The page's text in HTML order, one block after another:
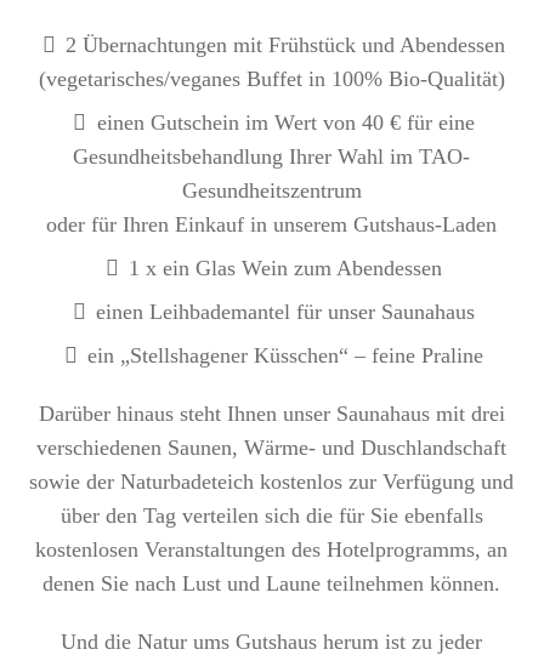
2 Übernachtungen mit Frühstück und Abendessen
(vegetarisches/veganes Buffet in 100% Bio-Qualität)
einen Gutschein im Wert von 40 € für eine
Gesundheitsbehandlung Ihrer Wahl im TAO-
Gesundheitszentrum
oder für Ihren Einkauf in unserem Gutshaus-Laden
1 x ein Glas Wein zum Abendessen
einen Leihbademantel für unser Saunahaus
ein „Stellshagener Küsschen“ – feine Praline
Darüber hinaus steht Ihnen unser Saunahaus mit drei
verschiedenen Saunen, Wärme- und Duschlandschaft
sowie der Naturbadeteich kostenlos zur Verfügung und
über den Tag verteilen sich die für Sie ebenfalls
kostenlosen Veranstaltungen des Hotelprogramms, an
denen Sie nach Lust und Laune teilnehmen können.
Und die Natur ums Gutshaus herum ist zu jeder